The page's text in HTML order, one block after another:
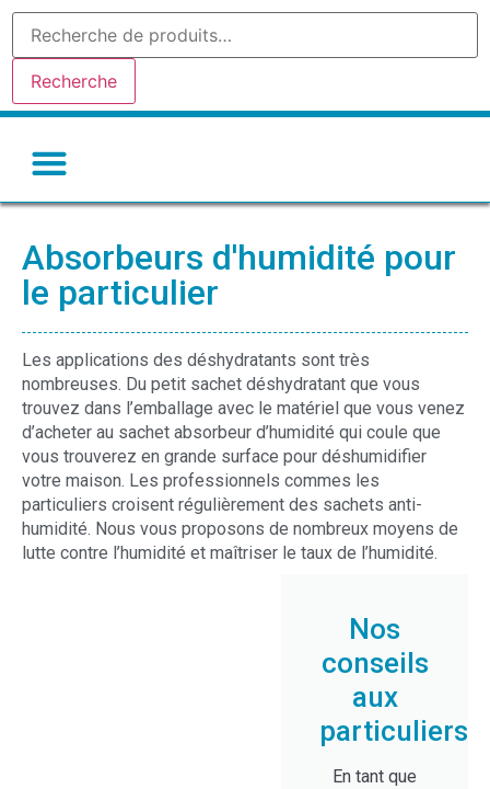
Recherche
Absorbeurs d'humidité pour
le particulier
Les applications des déshydratants sont très
nombreuses. Du petit sachet déshydratant que vous
trouvez dans l’emballage avec le matériel que vous venez
d’acheter au sachet absorbeur d’humidité qui coule que
vous trouverez en grande surface pour déshumidifier
votre maison. Les professionnels commes les
particuliers croisent régulièrement des sachets anti-
humidité. Nous vous proposons de nombreux moyens de
lutte contre l’humidité et maîtriser le taux de l’humidité.
Nos
conseils
aux
particuliers
En tant que